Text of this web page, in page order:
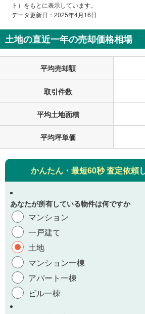
ト）をもとに表示しています。
データ更新日：2025年4月16日
土地の直近一年の売却価格相場
平均売却額
取引件数
平均土地面積
平均坪単価
かんたん・最短60秒 査定依頼
あなたが所有している物件は何ですか
マンション
一戸建て
土地
マンション一棟
アパート一棟
ビル一棟